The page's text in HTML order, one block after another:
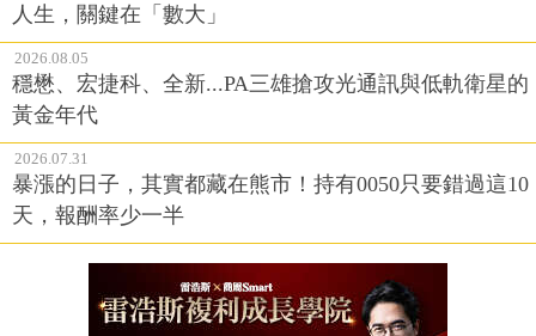
人生，關鍵在「數大」
2026.08.05
穩懋、宏捷科、全新...PA三雄搶攻光通訊與低軌衛星的
黃金年代
2026.07.31
暴漲的日子，其實都藏在熊市！持有0050只要錯過這10
天，報酬率少一半